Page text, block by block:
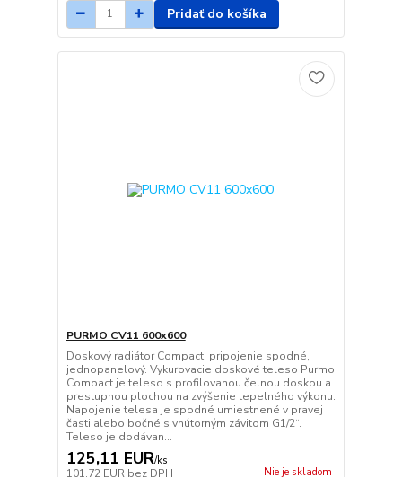
Pridať do košíka
PURMO CV11 600x600
Doskový radiátor Compact, pripojenie spodné,
jednopanelový. Vykurovacie doskové teleso Purmo
Compact je teleso s profilovanou čelnou doskou a
prestupnou plochou na zvýšenie tepelného výkonu.
Napojenie telesa je spodné umiestnené v pravej
časti alebo bočné s vnútorným závitom G1/2“.
Teleso je dodávan...
125,11 EUR/ks
101,72 EUR bez DPH Nie je skladom